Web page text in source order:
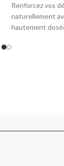
Renforcez vos
naturellement
hautement